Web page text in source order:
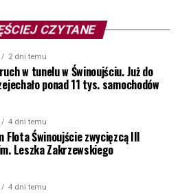
CZYTANE
2 dni temu
w tunelu w Świnoujściu. Już do
ponad 11 tys. samochodów
4 dni temu
Flota Świnoujście zwycięzcą III
Leszka Zakrzewskiego
4 dni temu